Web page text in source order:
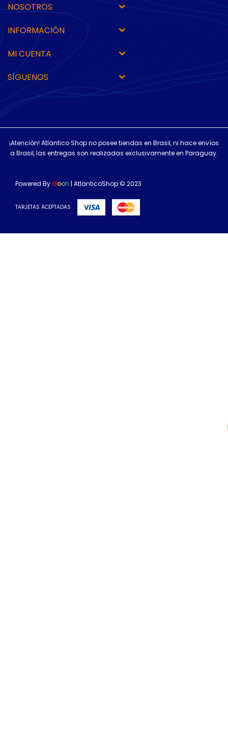
NOSOTROS
INFORMACIÓN
MI CUENTA
SÍGUENOS
¡Atención! Atlantico Shop no posee tiendas en Brasil, ni hace envíos
a Brasil, las entregas son realizadas exclusivamente en Paraguay.
Powered By Goon | AtlanticoShop © 2023
TARJETAS ACEPTADAS